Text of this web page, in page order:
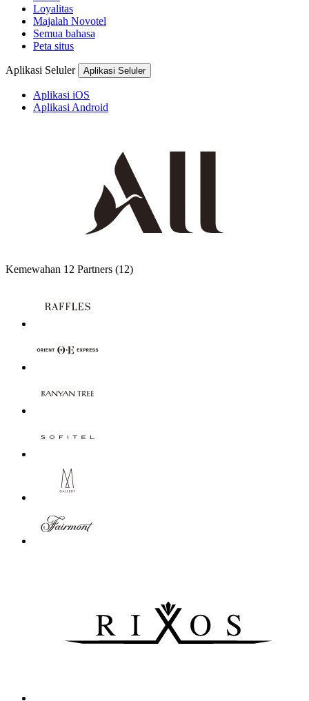
Loyalitas
Majalah Novotel
Semua bahasa
Peta situs
Aplikasi Seluler Aplikasi Seluler
Aplikasi iOS
Aplikasi Android
Kemewahan 12 Partners (12)